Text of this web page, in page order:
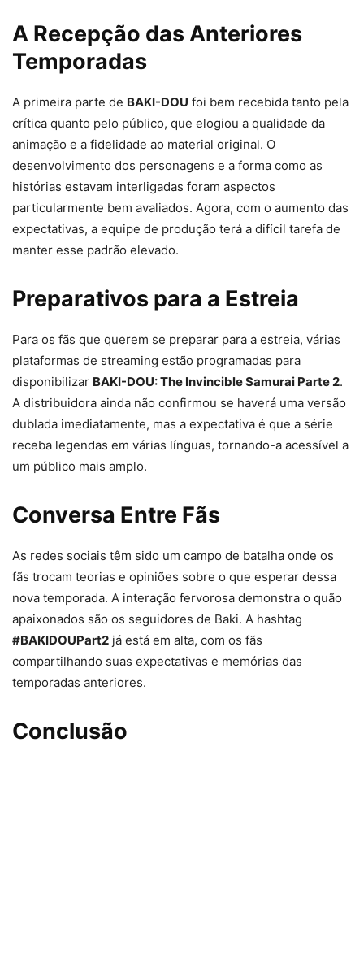
A Recepção das Anteriores
Temporadas
A primeira parte de BAKI-DOU foi bem recebida tanto pela
crítica quanto pelo público, que elogiou a qualidade da
animação e a fidelidade ao material original. O
desenvolvimento dos personagens e a forma como as
histórias estavam interligadas foram aspectos
particularmente bem avaliados. Agora, com o aumento das
expectativas, a equipe de produção terá a difícil tarefa de
manter esse padrão elevado.
Preparativos para a Estreia
Para os fãs que querem se preparar para a estreia, várias
plataformas de streaming estão programadas para
disponibilizar BAKI-DOU: The Invincible Samurai Parte 2.
A distribuidora ainda não confirmou se haverá uma versão
dublada imediatamente, mas a expectativa é que a série
receba legendas em várias línguas, tornando-a acessível a
um público mais amplo.
Conversa Entre Fãs
As redes sociais têm sido um campo de batalha onde os
fãs trocam teorias e opiniões sobre o que esperar dessa
nova temporada. A interação fervorosa demonstra o quão
apaixonados são os seguidores de Baki. A hashtag
#BAKIDOUPart2 já está em alta, com os fãs
compartilhando suas expectativas e memórias das
temporadas anteriores.
Conclusão